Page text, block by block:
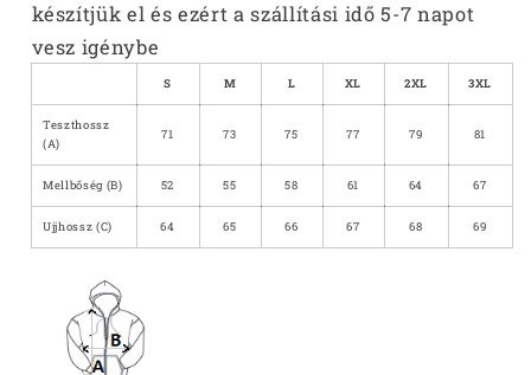
készítjük el és ezért a szállítási idő 5-7 napot
vesz igénybe
S M L XL 2XL 3XL
Teszthossz
(A)
71 73 75 77 79 81
Mellbőség (B) 52 55 58 61 64 67
Ujjhossz (C) 64 65 66 67 68 69